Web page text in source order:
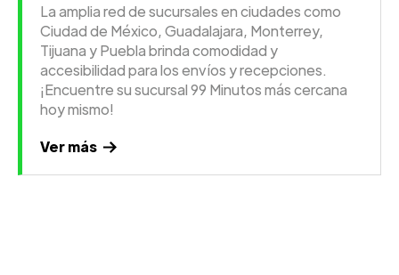
La amplia red de sucursales en ciudades como
Ciudad de México, Guadalajara, Monterrey,
Tijuana y Puebla brinda comodidad y
accesibilidad para los envíos y recepciones.
¡Encuentre su sucursal 99 Minutos más cercana
hoy mismo!
Ver más